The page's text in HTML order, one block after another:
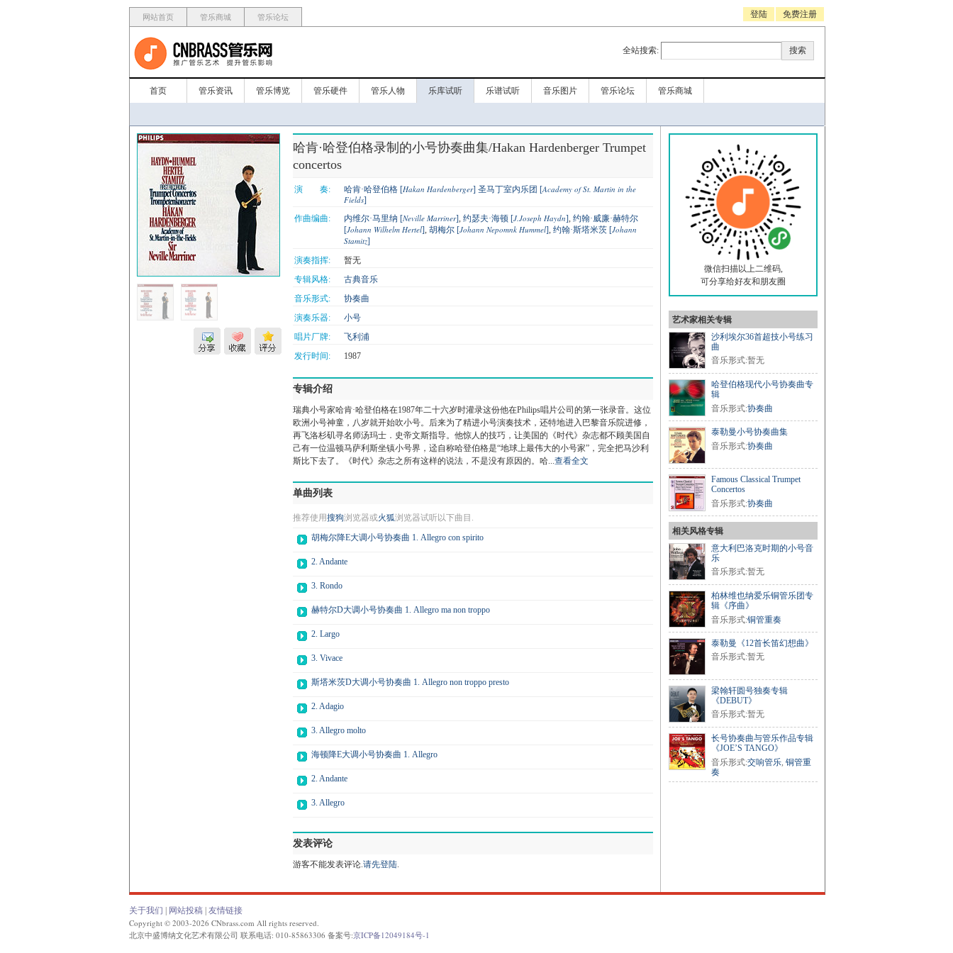
网站首页 管乐商城 管乐论坛 登陆 免费注册
全站搜索:
首页 管乐资讯 管乐博览 管乐硬件 管乐人物 乐库试听 乐谱试听 音乐图片 管乐论坛 管乐商城
哈肯·哈登伯格录制的小号协奏曲集/Hakan Hardenberger Trumpet
concertos
演 奏: 哈肯·哈登伯格 [Hakan Hardenberger] 圣马丁室内乐团 [Academy of St. Martin in the
Fields]
作曲编曲:
内维尔·马里纳 [Neville Marriner], 约瑟夫·海顿 [J.Joseph Haydn], 约翰·威廉·赫特尔
[Johann Wilhelm Hertel], 胡梅尔 [Johann Nepomnk Hummel], 约翰·斯塔米茨 [Johann
Stamitz]
演奏指挥:
暂无
专辑风格:
古典音乐
音乐形式:
协奏曲
演奏乐器:
小号
唱片厂牌:
飞利浦
发行时间:
1987
专辑介绍
瑞典小号家哈肯·哈登伯格在1987年二十六岁时灌录这份他在Philips唱片公司的第一张录音。这位
欧洲小号神童，八岁就开始吹小号。后来为了精进小号演奏技术，还特地进入巴黎音乐院进修，
再飞洛杉矶寻名师汤玛士．史帝文斯指导。他惊人的技巧，让美国的《时代》杂志都不顾美国自
己有一位温顿马萨利斯坐镇小号界，迳自称哈登伯格是“地球上最伟大的小号家”，完全把马沙利
斯比下去了。《时代》杂志之所有这样的说法，不是没有原因的。哈...查看全文
单曲列表
推荐使用搜狗浏览器或火狐浏览器试听以下曲目.
胡梅尔降E大调小号协奏曲 1. Allegro con spirito
2. Andante
3. Rondo
赫特尔D大调小号协奏曲 1. Allegro ma non troppo
2. Largo
3. Vivace
斯塔米茨D大调小号协奏曲 1. Allegro non troppo presto
2. Adagio
3. Allegro molto
海顿降E大调小号协奏曲 1. Allegro
2. Andante
3. Allegro
发表评论
游客不能发表评论.请先登陆.
微信扫描以上二维码,
可分享给好友和朋友圈
艺术家相关专辑
沙利埃尔36首超技小号练习
曲
音乐形式:暂无
哈登伯格现代小号协奏曲专
辑
音乐形式:协奏曲
泰勒曼小号协奏曲集
音乐形式:协奏曲
Famous Classical Trumpet
Concertos
音乐形式:协奏曲
相关风格专辑
意大利巴洛克时期的小号音
乐
音乐形式:暂无
柏林维也纳爱乐铜管乐团专
辑《序曲》
音乐形式:铜管重奏
泰勒曼《12首长笛幻想曲》
音乐形式:暂无
梁翰轩圆号独奏专辑
《DEBUT》
音乐形式:暂无
长号协奏曲与管乐作品专辑
《JOE’S TANGO》
音乐形式:交响管乐, 铜管重
奏
关于我们 网站投稿 友情链接
Copyright © 2003-2026 CNbrass.com All rights reserved.
北京中盛博纳文化艺术有限公司 联系电话: 010-85863306 备案号:京ICP备12049184号-1